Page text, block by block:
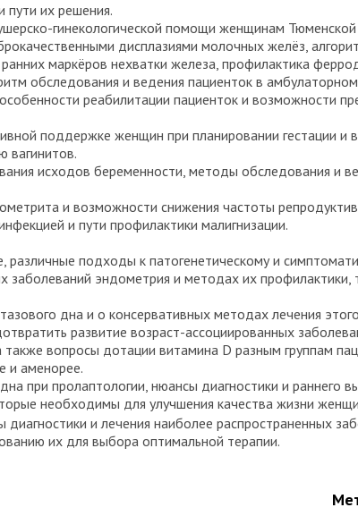
пути их решения.
гинекологической помощи женщинам
дисплазиями молочных желёз,
маркёров нехватки железа, профилактика
обследования и ведения пациенток в
реабилитации пациенток и возможности
поддержке женщин при планировании гестации и
вагинитов.
исходов беременности, методы обследования и
и возможности снижения частоты
и пути профилактики малигнизации.
подходы к патогенетическому и
заболеваний эндометрия и методах их профилактики,
дна и о консервативных методах лечения
развитие возраст-ассоциированных
вопросы дотации витамина D разным группам
и аменорее.
при пролаптологии, нюансы диагностики и раннего
необходимы для улучшения качества жизни
и лечения наиболее распространенных
их для выбора оптимальной терапии.